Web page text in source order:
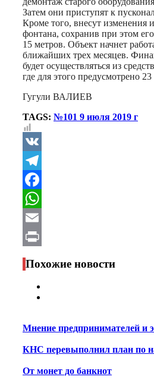
Затем они приступят к
Кроме того, внесут изменения
фонтана, сохранив при этом
15 метров. Объект начнет
ближайших трех месяцев.
будет осуществляться из
где для этого предусмотрено
Гугули ВАЛИЕВ
TAGS: №101 9 июля 2019 г
VK
Telegram
Facebook
WhatsApp
Email
Print
Похожие новости
Мнение предпринимателей и
КНС перевыполнил план по
От монет до банкнот